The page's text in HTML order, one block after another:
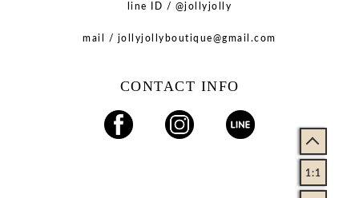
line ID / @jollyjolly
mail / jollyjollyboutique@gmail.com
CONTACT INFO
1:1